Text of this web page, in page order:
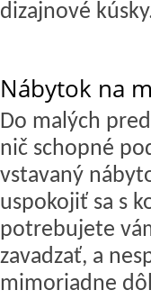
dizajnové
Nábytok na
Do malých
nič schopné
vstavaný
uspokojiť sa s
potrebujete
zavadzať, a
mimoriadne